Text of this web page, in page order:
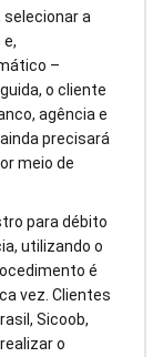
selecionar a
–
o cliente
agência e
precisará
meio de
para débito
utilizando o
é
vez. Clientes
Sicoob,
o